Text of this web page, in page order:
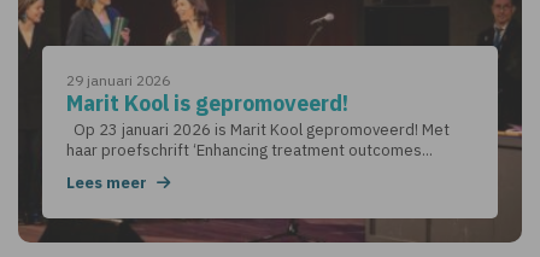
29 januari 2026
Marit Kool is gepromoveerd!
Op 23 januari 2026 is Marit Kool gepromoveerd! Met
haar proefschrift ‘Enhancing treatment outcomes...
Lees meer